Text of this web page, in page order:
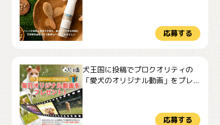
応募する
犬王国に投稿でプロクオリティの
「愛犬のオリジナル動画」をプレ...
応募する